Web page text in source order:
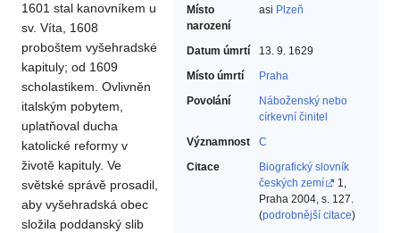
Místo
narození
asi Plzeň
Datum úmrtí
13. 9. 1629
Místo úmrtí
Praha
Povolání
Náboženský nebo
církevní činitel‎
Významnost
C
Citace
Biografický slovník
českých zemí
1,
Praha 2004, s. 127.
(podrobnější citace)
1601 stal kanovníkem u
sv. Víta, 1608
proboštem vyšehradské
kapituly; od 1609
scholastikem. Ovlivněn
italským pobytem,
uplatňoval ducha
katolické reformy v
životě kapituly. Ve
světské správě prosadil,
aby vyšehradská obec
složila poddanský slib